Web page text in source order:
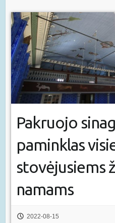
Pakruojo
paminklas
stovėjusiems
namams
2022-08-15